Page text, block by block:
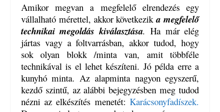
Amikor megvan a megfelelő elrendezés egy
vállalható mérettel, akkor következika megfelelő
technikai megoldás kiválasztása. Ha már elég
jártas vagy a foltvarrásban, akkor tudod, hogy
sok olyan blokk /minta van, amit többféle
technikával is el lehet készíteni. Jó példa erre a
kunyhó minta. Az alapminta nagyon egyszerű,
kezdő szintű, az alábbi bejegyzésben meg tudod
nézni az elkészítés menetét:Karácsonyfadíszek.